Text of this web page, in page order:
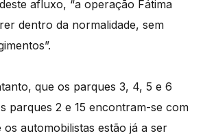
afluxo, “a operação Fátima
dentro da normalidade, sem
que os parques 3, 4, 5 e 6
parques 2 e 15 encontram-se com
automobilistas estão já a ser